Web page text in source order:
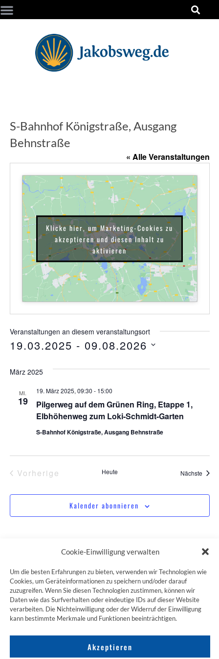
Cookie-Einwilligung verwalten
Um die besten Erfahrungen zu bieten, verwenden wir Technologien wie
Cookies, um Geräteinformationen zu speichern und/oder darauf
zuzugreifen. Wenn Sie diesen Technologien zustimmen, können wir
Daten wie das Surfverhalten oder eindeutige IDs auf dieser Website
verarbeiten. Die Nichteinwilligung oder der Widerruf der Einwilligung
kann bestimmte Merkmale und Funktionen beeinträchtigen.
Akzeptieren
S-Bahnhof Königstraße, Ausgang
Behnstraße
« Alle Veranstaltungen
Klicke hier, um Marketing-Cookies zu
akzeptieren und diesen Inhalt zu
aktivieren
Veranstaltungen an diesem veranstaltungsort
19.03.2025 - 09.08.2026
März 2025
MI.
19
Pilgerweg auf dem Grünen Ring, Etappe 1,
Elbhöhenweg zum Loki-Schmidt-Garten
19. März 2025, 09:30 - 15:00
S-Bahnhof Königstraße, Ausgang Behnstraße
Vorherige Veranstaltungen
Heute Nächste
Kalender abonnieren
ZUM JAKOBSWEG SHOP